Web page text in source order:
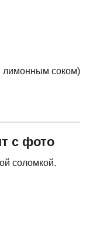
лимонным соком)
с фото
соломкой.